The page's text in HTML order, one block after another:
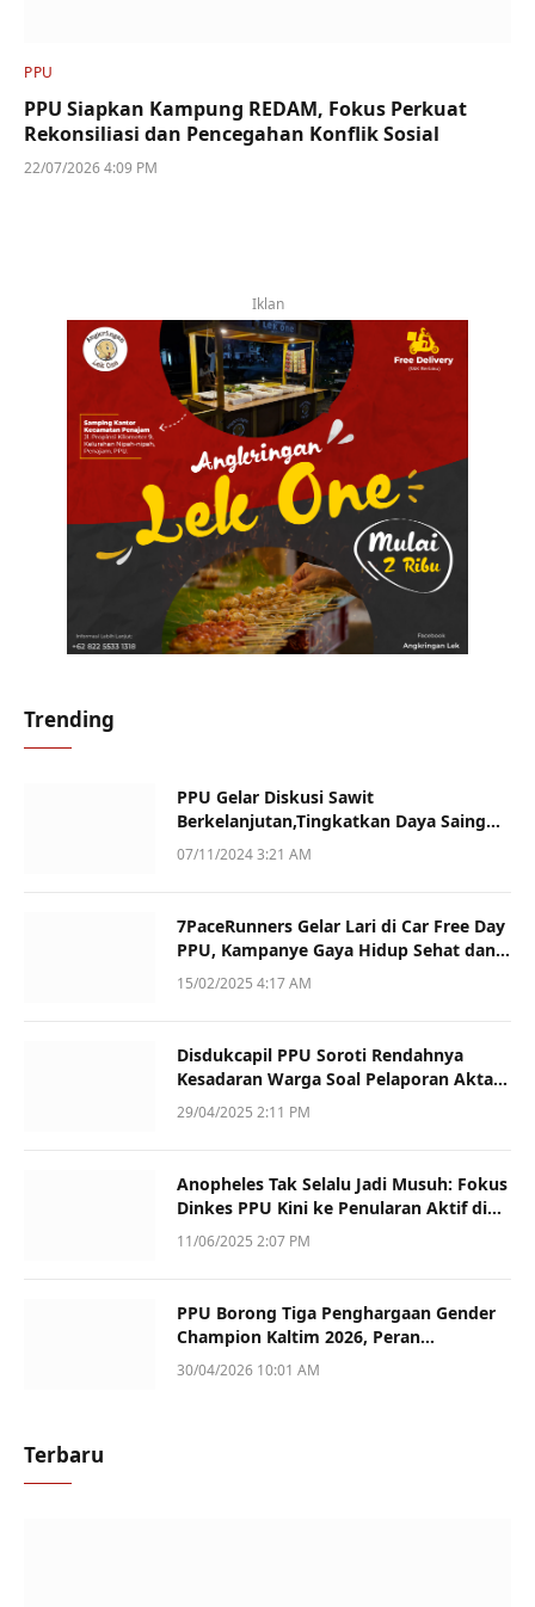
PPU
PPU Siapkan Kampung REDAM, Fokus Perkuat
Rekonsiliasi dan Pencegahan Konflik Sosial
22/07/2026 4:09 PM
Iklan
Trending
PPU Gelar Diskusi Sawit
Berkelanjutan,Tingkatkan Daya Saing
dan Kualitas
07/11/2024 3:21 AM
7PaceRunners Gelar Lari di Car Free Day
PPU, Kampanye Gaya Hidup Sehat dan
Dukung UMKM
15/02/2025 4:17 AM
Disdukcapil PPU Soroti Rendahnya
Kesadaran Warga Soal Pelaporan Akta
Kematian
29/04/2025 2:11 PM
Anopheles Tak Selalu Jadi Musuh: Fokus
Dinkes PPU Kini ke Penularan Aktif di
Sotek
11/06/2025 2:07 PM
PPU Borong Tiga Penghargaan Gender
Champion Kaltim 2026, Peran
Perempuan Jadi Sorotan
30/04/2026 10:01 AM
Terbaru